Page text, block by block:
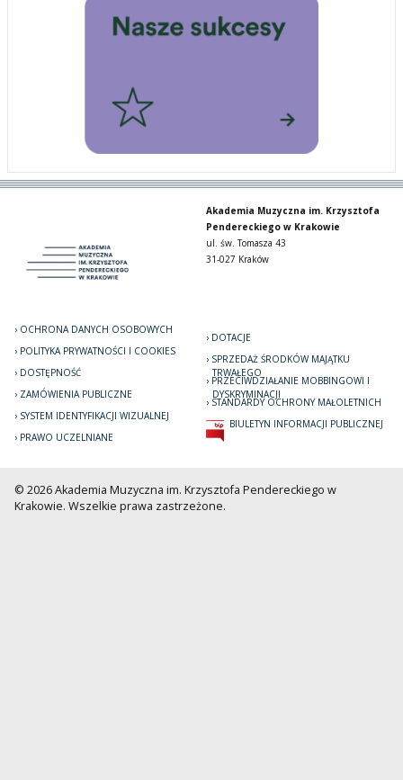
Akademia Muzyczna im. Krzysztofa
Pendereckiego w Krakowie
ul. św. Tomasza 43
31-027 Kraków
OCHRONA DANYCH OSOBOWYCH
POLITYKA PRYWATNOŚCI I COOKIES
DOSTĘPNOŚĆ
ZAMÓWIENIA PUBLICZNE
SYSTEM IDENTYFIKACJI WIZUALNEJ
PRAWO UCZELNIANE
DOTACJE
SPRZEDAŻ ŚRODKÓW MAJĄTKU
TRWAŁEGO
PRZECIWDZIAŁANIE MOBBINGOWI I
DYSKRYMINACJI
STANDARDY OCHRONY MAŁOLETNICH
BIULETYN INFORMACJI PUBLICZNEJ
© 2026 Akademia Muzyczna im. Krzysztofa Pendereckiego w
Krakowie. Wszelkie prawa zastrzeżone.